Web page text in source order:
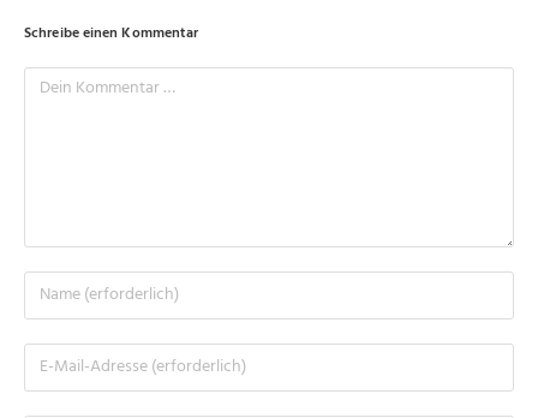
Schreibe einen Kommentar